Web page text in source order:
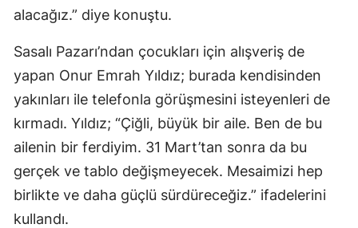
alacağız.” diye konuştu.
Sasalı Pazarı’ndan çocukları için alışveriş de
yapan Onur Emrah Yıldız; burada kendisinden
yakınları ile telefonla görüşmesini isteyenleri de
kırmadı. Yıldız; “Çiğli, büyük bir aile. Ben de bu
ailenin bir ferdiyim. 31 Mart’tan sonra da bu
gerçek ve tablo değişmeyecek. Mesaimizi hep
birlikte ve daha güçlü sürdüreceğiz.” ifadelerini
kullandı.